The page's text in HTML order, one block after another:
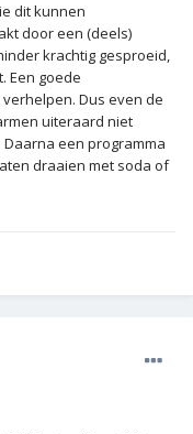
dit kunnen
door een (deels)
krachtig gesproeid,
Een goede
Dus even de
uiteraard niet
een programma
draaien met soda of